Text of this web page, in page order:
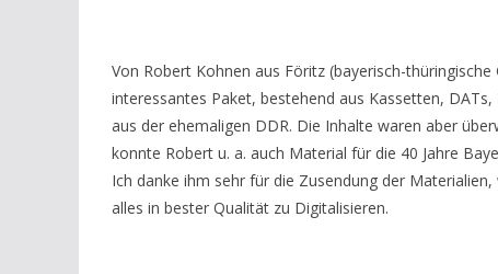
Von Robert Kohnen aus Föritz (bayerisch-
interessantes Paket, bestehend aus Kassetten,
aus der ehemaligen DDR. Die Inhalte waren aber
konnte Robert u. a. auch Material für die 40 Jahre
Ich danke ihm sehr für die Zusendung der
alles in bester Qualität zu Digitalisieren.